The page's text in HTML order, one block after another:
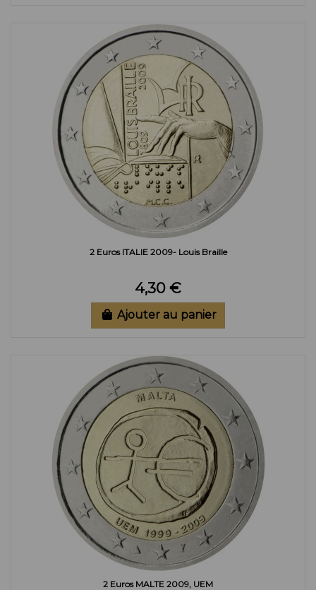
2 Euros ITALIE 2009- Louis Braille
4,30 €
Ajouter au panier
2 Euros MALTE 2009, UEM